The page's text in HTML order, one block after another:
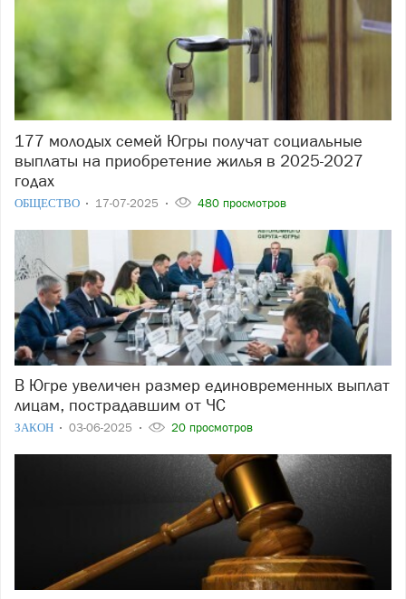
177 молодых семей Югры получат социальные
выплаты на приобретение жилья в 2025-2027
годах
ОБЩЕСТВО 17-07-2025 480 просмотров
В Югре увеличен размер единовременных выплат
лицам, пострадавшим от ЧС
ЗАКОН 03-06-2025 20 просмотров